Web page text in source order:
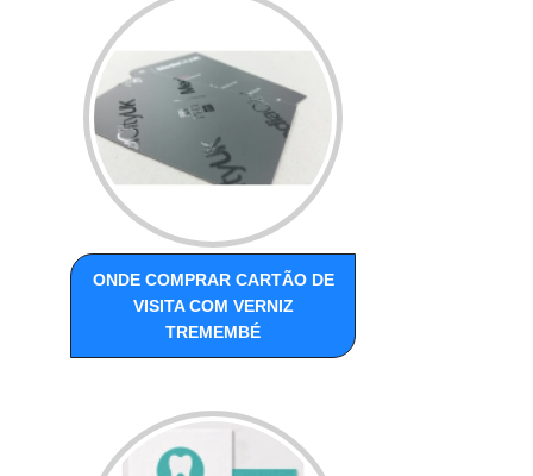
ONDE COMPRAR CARTÃO DE
VISITA COM VERNIZ
TREMEMBÉ